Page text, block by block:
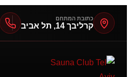
כתובת המתחם
קרליבך 14, תל אביב